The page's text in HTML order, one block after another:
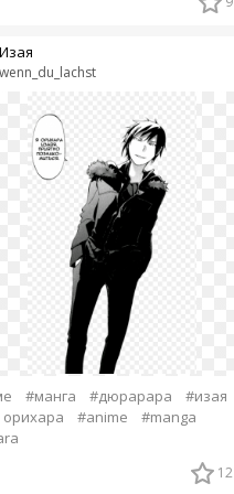
#манга #дюрарара
#изая
#anime
#manga
12